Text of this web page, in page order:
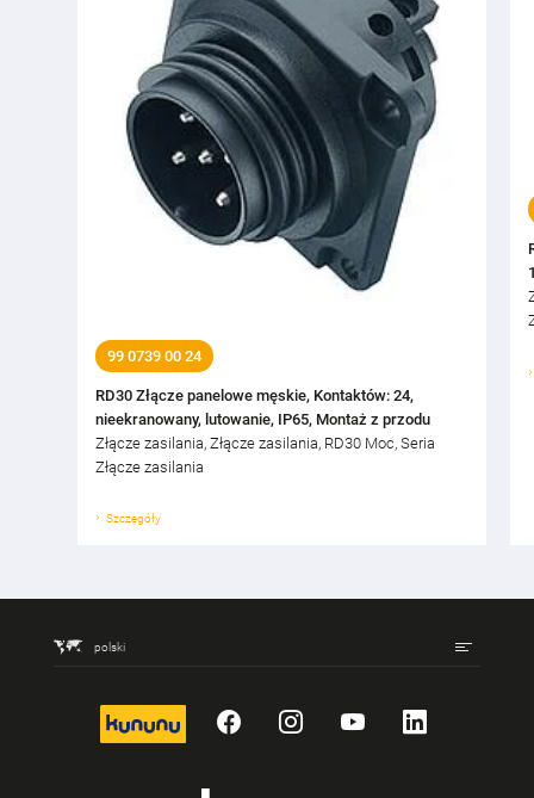
99 0739 00 24
RD30 Złącze panelowe męskie, Kontaktów: 24,
nieekranowany, lutowanie, IP65, Montaż z przodu
Złącze zasilania, Złącze zasilania, RD30 Moc, Seria
Złącze zasilania
Szczegóły
polski
kununu FacebookInstagram
YouTubeLinkedIn